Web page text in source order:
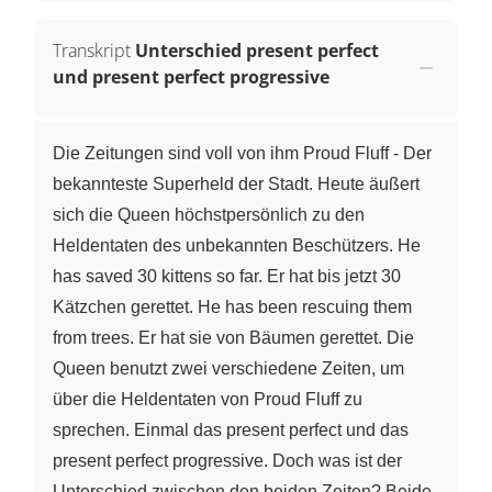
Transkript Unterschied present perfect
und present perfect progressive
Die Zeitungen sind voll von ihm Proud Fluff - Der
bekannteste Superheld der Stadt. Heute äußert
sich die Queen höchstpersönlich zu den
Heldentaten des unbekannten Beschützers. He
has saved 30 kittens so far. Er hat bis jetzt 30
Kätzchen gerettet. He has been rescuing them
from trees. Er hat sie von Bäumen gerettet. Die
Queen benutzt zwei verschiedene Zeiten, um
über die Heldentaten von Proud Fluff zu
sprechen. Einmal das present perfect und das
present perfect progressive. Doch was ist der